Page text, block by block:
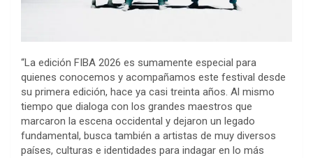
“La edición FIBA 2026 es sumamente especial para
quienes conocemos y acompañamos este festival desde
su primera edición, hace ya casi treinta años. Al mismo
tiempo que dialoga con los grandes maestros que
marcaron la escena occidental y dejaron un legado
fundamental, busca también a artistas de muy diversos
países, culturas e identidades para indagar en lo más